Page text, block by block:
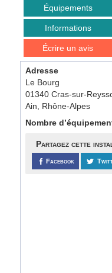
Équipements
Informations
Écrire un avis
Adresse
Le Bourg
01340 Cras-sur-
Ain, Rhône-Alpes
Nombre
Partagez cette
Facebook